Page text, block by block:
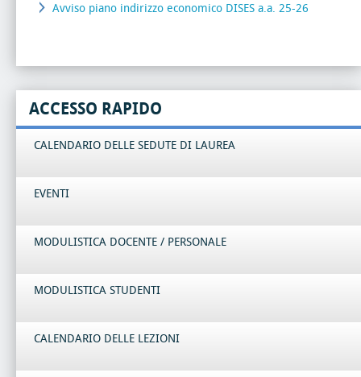
Avviso piano indirizzo economico DISES a.a. 25-26
ACCESSO RAPIDO
CALENDARIO DELLE SEDUTE DI LAUREA
EVENTI
MODULISTICA DOCENTE / PERSONALE
MODULISTICA STUDENTI
CALENDARIO DELLE LEZIONI